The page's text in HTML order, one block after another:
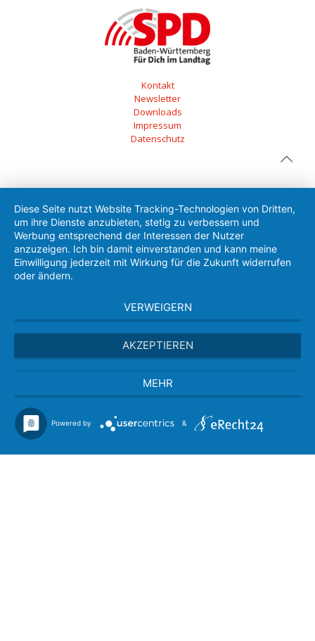
Kontakt
Newsletter
Downloads
Impressum
Datenschutz
Diese Seite nutzt Website Tracking-Technologien von Dritten,
um ihre Dienste anzubieten, stetig zu verbessern und
Werbung entsprechend der Interessen der Nutzer
anzuzeigen. Ich bin damit einverstanden und kann meine
Einwilligung jederzeit mit Wirkung für die Zukunft widerrufen
oder ändern.
VERWEIGERN
AKZEPTIEREN
MEHR
Powered by &